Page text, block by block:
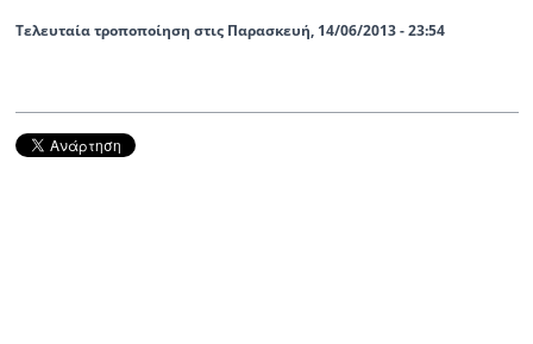
Εκπομπές
Τελευταία τροποποίηση στις Παρασκευή, 14/06/2013 - 23:54